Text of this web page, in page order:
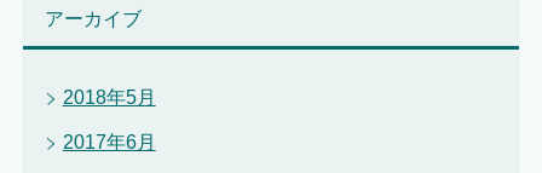
アーカイブ
2018年5月
2017年6月